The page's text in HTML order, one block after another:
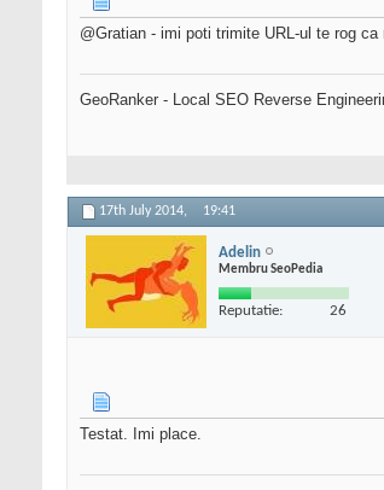
@Gratian - imi poti trimite URL-ul te rog
GeoRanker - Local SEO Reverse
17th July 2014, 19:41
Adelin
Membru SeoPedia
Reputatie: 26
Testat. Imi place.